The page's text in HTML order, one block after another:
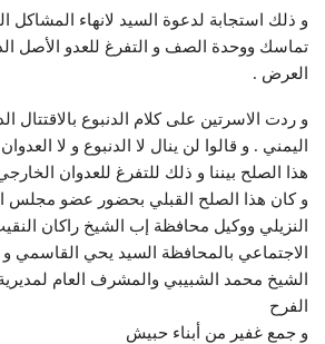
و ذلك استجابة لدعوة السيد لانهاء المشاكل
تماسك ووحدة الصف و التفرغ للعدو الأصل
العرض .
و ردت الاسرتين على كلام الدنبوع بالاقتتال
اليمني . و قالوا لن ينال لا الدنبوع و لا
هذا الصلح بيننا و ذلك للتفرغ للعدوان
و كان هذا الصلح القبلي بحضور عضو مجلس
النزيلي ووكيل محافظة إب الشيخ راكان
الاجتماعي بالمحافظة السيد يحي القاسمي و
الشيخ محمد الشبيبي والمشرف العام
الفرح
و جمع غفير من أبناء حبيش